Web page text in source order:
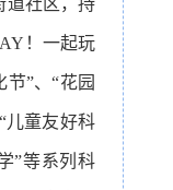
道社区，持
！一起玩
”、“花园
儿童友好科
”等系列科